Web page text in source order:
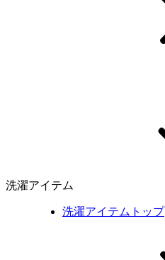
洗濯アイテム
洗濯アイテムトップ